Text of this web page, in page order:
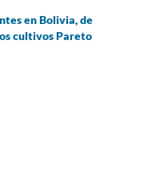
en Bolivia, de
cultivos Pareto